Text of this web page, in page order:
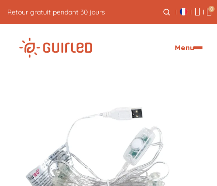
Retour gratuit pendant 30 jours 0
Menu